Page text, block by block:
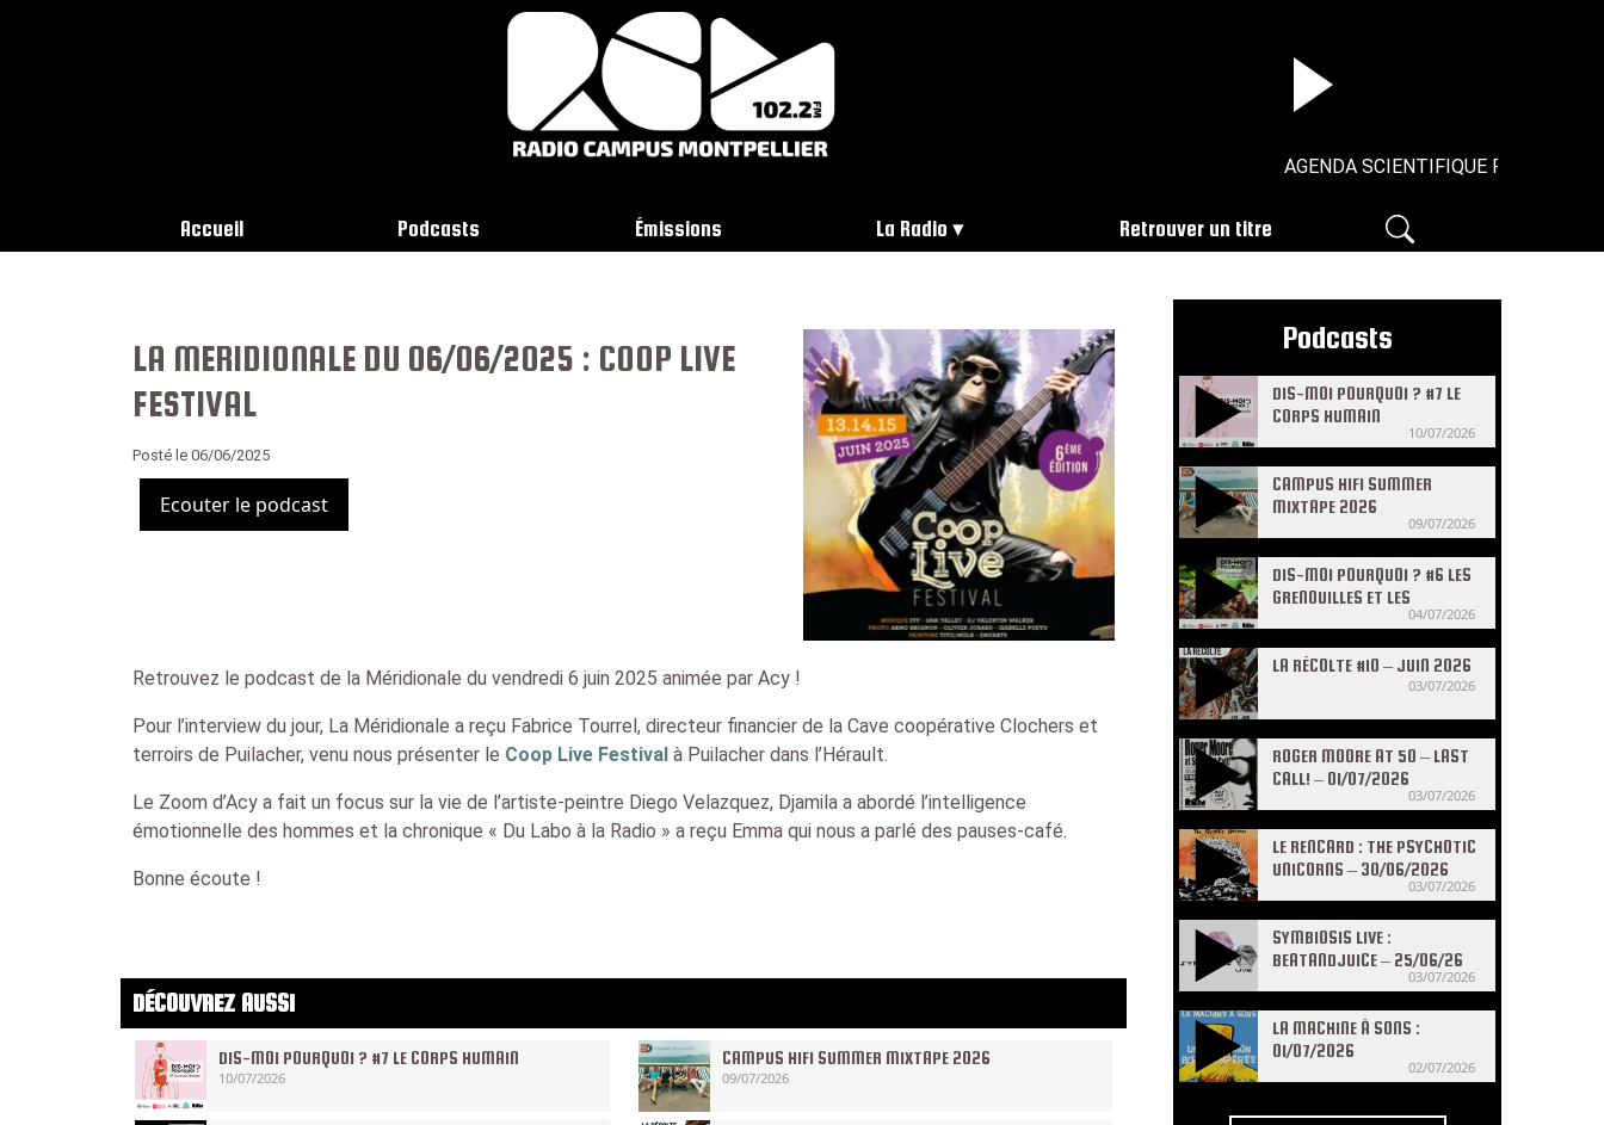
AGENDA SCIENTIFIQUE RCM - AOUT S1
Accueil Podcasts Émissions La Radio Retrouver un titre
LA MERIDIONALE DU 06/06/2025 : COOP LIVE
FESTIVAL
Posté le 06/06/2025
Ecouter le podcast
Retrouvez le podcast de la Méridionale du vendredi 6 juin 2025 animée par Acy !
Pour l’interview du jour, La Méridionale a reçu Fabrice Tourrel, directeur financier de la Cave coopérative Clochers et
terroirs de Puilacher, venu nous présenter le Coop Live Festival à Puilacher dans l’Hérault.
Le Zoom d’Acy a fait un focus sur la vie de l’artiste-peintre Diego Velazquez, Djamila a abordé l’intelligence
émotionnelle des hommes et la chronique « Du Labo à la Radio » a reçu Emma qui nous a parlé des pauses-café.
Bonne écoute !
DÉCOUVREZ AUSSI
DIS-MOI POURQUOI ? #7 LE CORPS HUMAIN
10/07/2026
CAMPUS HIFI SUMMER MIXTAPE 2026
09/07/2026
Podcasts
DIS-MOI POURQUOI ? #7 LE
CORPS HUMAIN
10/07/2026
CAMPUS HIFI SUMMER
MIXTAPE 2026
09/07/2026
DIS-MOI POURQUOI ? #6 LES
GRENOUILLES ET LES
04/07/2026
LA RÉCOLTE #10 – JUIN 2026
03/07/2026
ROGER MOORE AT 50 – LAST
CALL! – 01/07/2026
03/07/2026
LE RENCARD : THE PSYCHOTIC
UNICORNS – 30/06/2026
03/07/2026
SYMBIOSIS LIVE :
BEATANDJUICE – 25/06/26
03/07/2026
LA MACHINE À SONS :
01/07/2026
02/07/2026